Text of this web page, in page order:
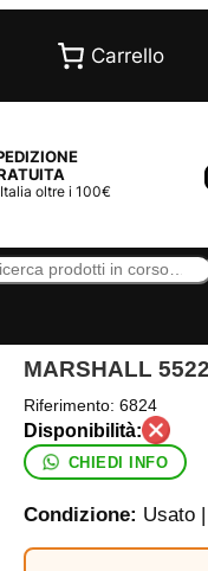
Carrello
oltre i 100€
MARSHALL 5522
Riferimento: 6824
CHIEDI INFO
Condizione: Usato